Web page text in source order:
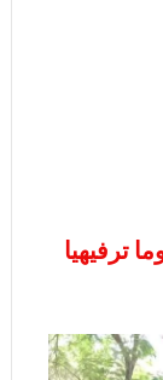
ترفيهيا